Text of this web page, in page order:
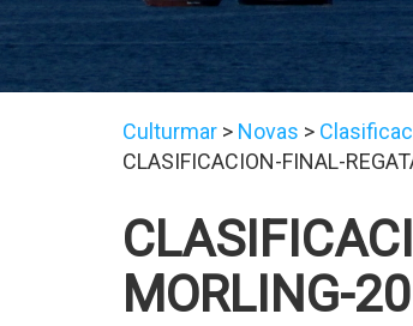
Culturmar > Novas >
CLASIFICACION-FINAL-
MORLING-